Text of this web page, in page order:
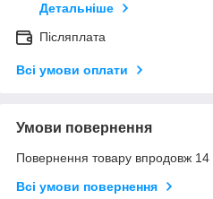
Детальніше
Післяплата
Всі умови оплати
Умови повернення
Повернення товару впродовж 14
Всі умови повернення